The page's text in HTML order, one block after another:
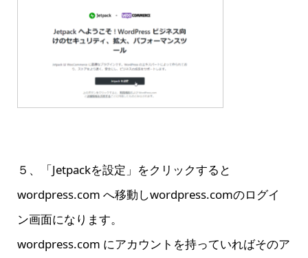
５、「Jetpackを設定」をクリックすると
wordpress.com へ移動しwordpress.comのログイ
ン画面になります。
wordpress.com にアカウントを持っていればそのア